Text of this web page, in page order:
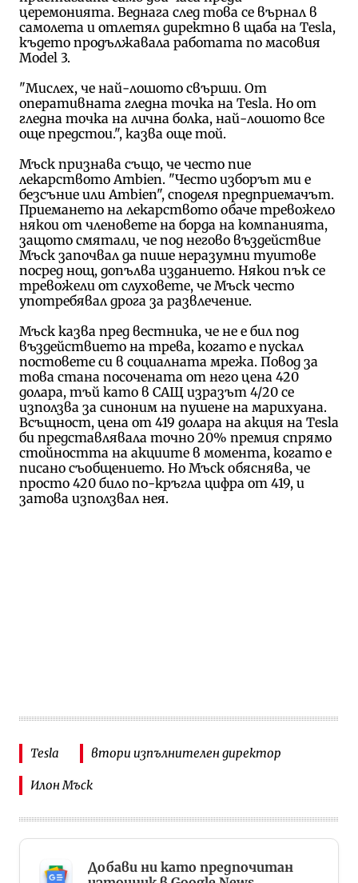
церемонията. Веднага след това се върнал в
самолета и отлетял директно в щаба на Tesla,
където продължавала работата по масовия
Model 3.
"Мислех, че най-лошото свърши. От
оперативната гледна точка на Tesla. Но от
гледна точка на лична болка, най-лошото все
още предстои.", казва още той.
Мъск признава също, че често пие
лекарството Ambien. "Често изборът ми е
безсъние или Ambien", споделя предприемачът.
Приемането на лекарството обаче тревожело
някои от членовете на борда на компанията,
защото смятали, че под негово въздействие
Мъск започвал да пише неразумни туитове
посред нощ, допълва изданието. Някои пък се
тревожели от слуховете, че Мъск често
употребявал дрога за развлечение.
Мъск казва пред вестника, че не е бил под
въздействието на трева, когато е пускал
постовете си в социалната мрежа. Повод за
това стана посочената от него цена 420
долара, тъй като в САЩ изразът 4/20 се
използва за синоним на пушене на марихуана.
Всъщност, цена от 419 долара на акция на Tesla
би представлявала точно 20% премия спрямо
стойността на акциите в момента, когато е
писано съобщението. Но Мъск обяснява, че
просто 420 било по-кръгла цифра от 419, и
затова използвал нея.
Tesla втори изпълнителен директор
Илон Мъск
Добави ни като предпочитан